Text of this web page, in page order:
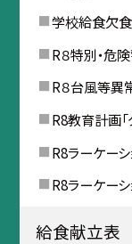
学校給食欠
R８特別・危
R８台風等異
R8教育計画「
R8ラーケーシ
R8ラーケー
給食献立表